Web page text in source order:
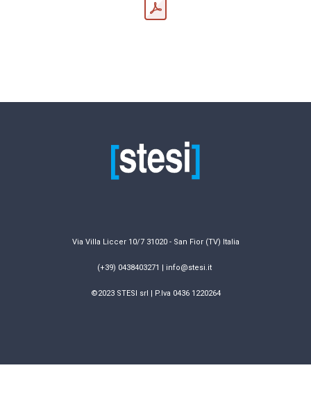
Via Villa Liccer 10/7 31020 - San Fior (TV) Italia
(+39) 0438403271 | info@stesi.it
©2023 STESI srl | P.Iva 0436 1220264